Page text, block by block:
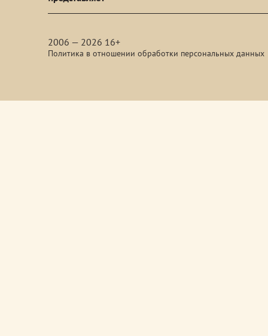
2006 — 2026 16+
Политика в отношении обработки персональных данных